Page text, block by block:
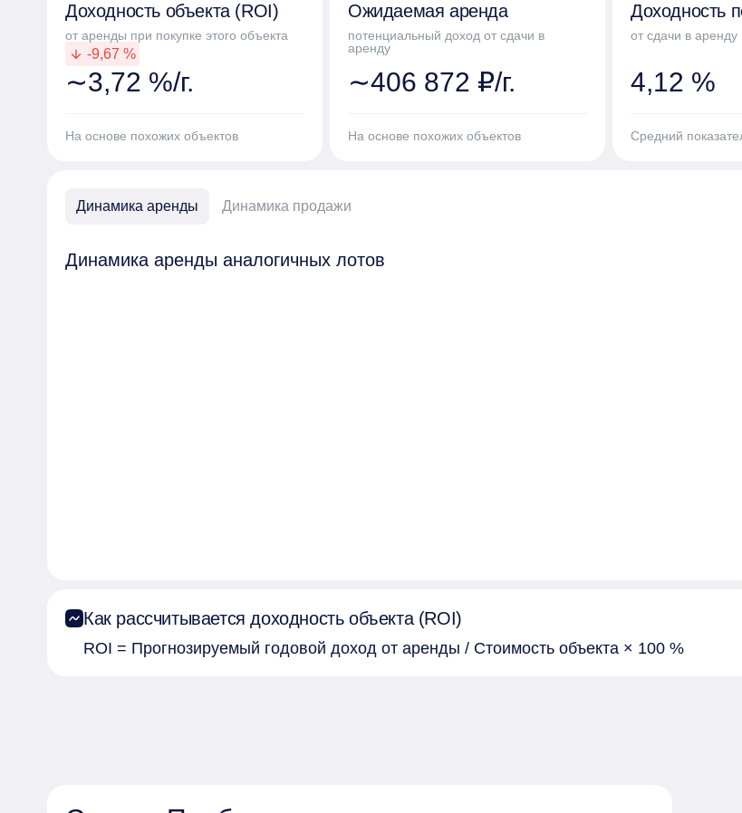
Доходность объекта (ROI)
от аренды при покупке этого объекта
arrow_downward -9,67 %
∼3,72 %/г.
На основе похожих объектов
Ожидаемая аренда
потенциальный доход от сдачи в
аренду
∼406 872 ₽/г.
На основе похожих объектов
Доходность
от сдачи в аренду
4,12 %
Средний
Динамика аренды Динамика продажи
Динамика аренды аналогичных лотов
Как рассчитывается доходность объекта (ROI)
ROI = Прогнозируемый годовой доход от аренды / Стоимость объекта × 100 %